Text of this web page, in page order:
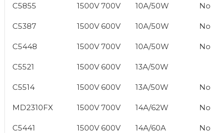
C5855 1500V 700V 10A/50W No
C5387 1500V 600V 10A/50W No
C5448 1500V 700V 10A/50W No
C5521 1500V 600V 13A/50W
C5514 1500V 600V 13A/50W No
MD2310FX 1500V 700V 14A/62W No
C5441 1500V 600V 14A/60A No